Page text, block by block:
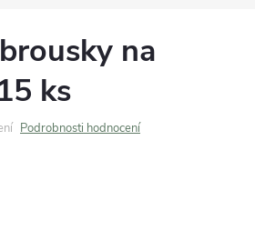
na
ks
Podrobnosti hodnocení